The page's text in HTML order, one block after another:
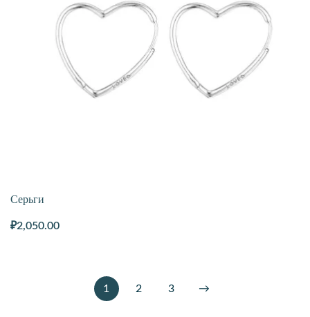
Серьги
₽2,050.00
1 2 3 →